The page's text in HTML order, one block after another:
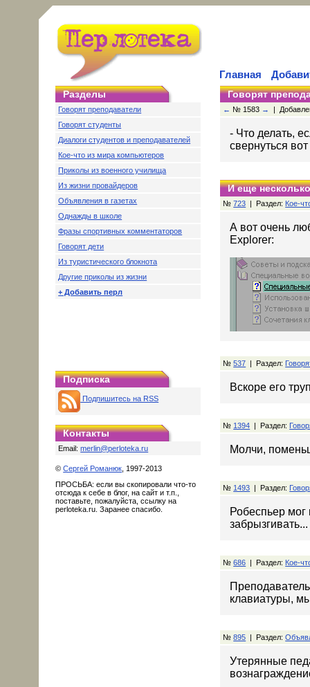
Главная
Разделы
Говорят преподаватели
Говорят студенты
Диалоги студентов и преподавателей
Кое-что из мира компьютеров
Приколы из военного училища
Из жизни провайдеров
Объявления в газетах
Однажды в школе
Фразы спортивных комментаторов
Говорят дети
Из туристического блокнота
Другие приколы из жизни
+ Добавить перл
Подписка
Подпишитесь на RSS
Контакты
Email:merlin@perloteka.ru
©Сергей Романюк , 1997-2013
ПРОСЬБА: если вы скопировали что-то
отсюда к себе в блог, на сайт и т.п.,
поставьте, пожалуйста, ссылку на
perloteka.ru. Заранее спасибо.
Говорят
← № 1583 → |
- Что делать,
свернуться
И еще
№723 | Раздел: Кое-
А вот очень
Explorer:
№537 | Раздел:
Вскоре его
№ 1394 | Раздел:
Молчи,
№ 1493 | Раздел:
Робеспьер мог
забрызгивать...
№686 | Раздел: Кое-
клавиатуры,
№895 | Раздел:
Утерянные